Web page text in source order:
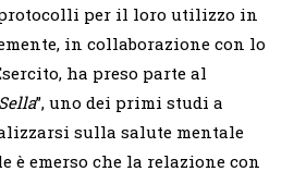
per il loro utilizzo in
in collaborazione con lo
ha preso parte al
”, uno dei primi studi a
sulla salute mentale
è emerso che la relazione con